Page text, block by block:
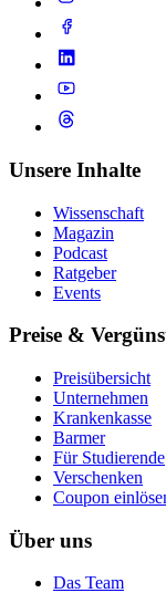
Unsere Inhalte
Wissenschaft
Magazin
Podcast
Ratgeber
Events
Preise &
Preisübersicht
Unternehmen
Krankenkasse
Barmer
Für Studierende
Ver­schen­ken
Coupon
Über uns
Das Team